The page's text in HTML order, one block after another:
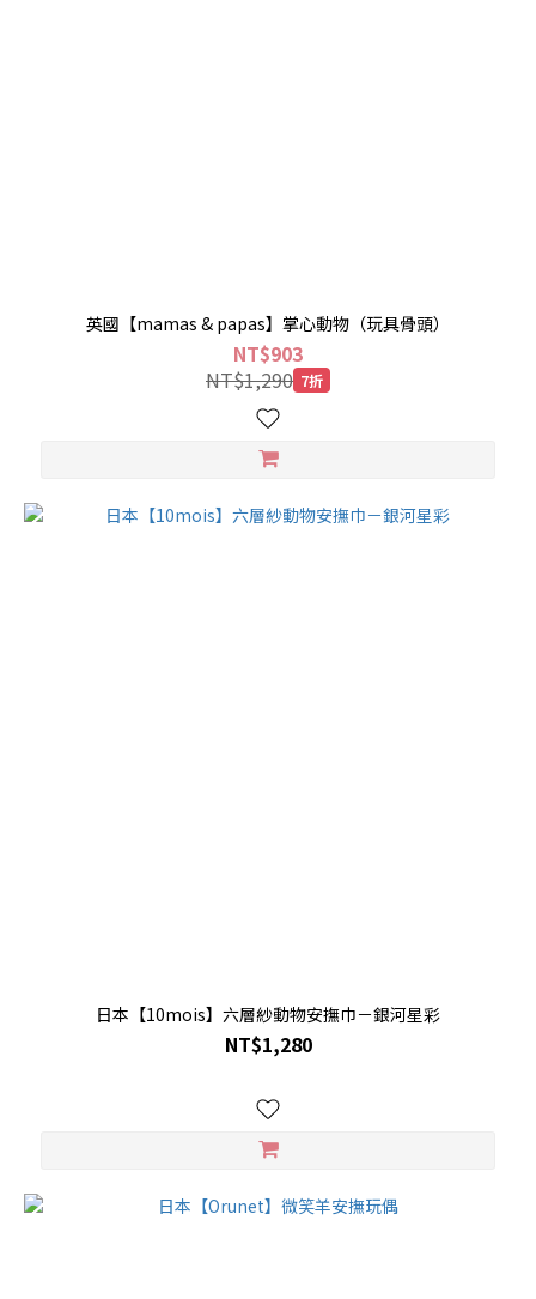
英國【mamas & papas】掌心動物（玩具骨頭）
NT$903
NT$1,290 7折
日本【10mois】六層紗動物安撫巾－銀河星彩
NT$1,280